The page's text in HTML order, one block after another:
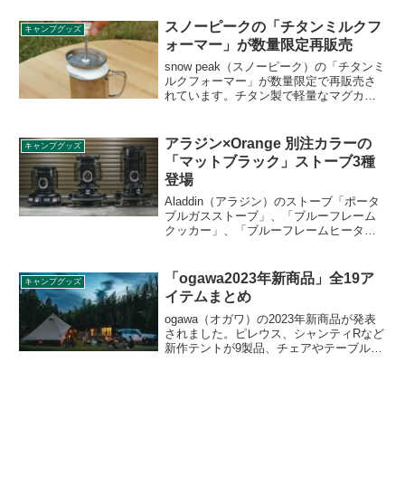
併用してテントのように使うこともでき
ます。詳細をレビューします。
キャンプグッズ
スノーピークの「チタンミルクフ
ォーマー」が数量限定再販売
snow peak（スノーピーク）の「チタンミ
ルクフォーマー」が数量限定で再販売さ
れています。チタン製で軽量なマグカッ
ットになった商品が再び登場しました。
詳細をレビューします。
キャンプグッズ
アラジン×Orange 別注カラーの
「マットブラック」ストーブ3種
登場
Aladdin（アラジン）のストーブ「ポータ
ブルガスストーブ」、「ブルーフレーム
クッカー」、「ブルーフレームヒータ
ットブラック」で登場しました。重厚か
つ、クールでスタイリッシュな限定カラ
ーでの発売です。詳細をレビューしま
す。
キャンプグッズ
「ogawa2023年新商品」全19ア
イテムまとめ
ogawa（オガワ）の2023年新商品が発表
されました。ピレウス、シャンティRなど
新作テントが9製品、チェアやテーブルな